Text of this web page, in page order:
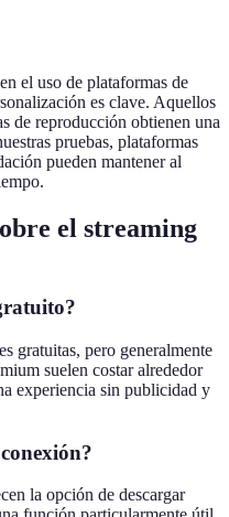
el uso de plataformas de
es clave. Aquellos
de reproducción obtienen una
pruebas, plataformas
pueden mantener al
el streaming
gratuitas, pero generalmente
suelen costar alrededor
experiencia sin publicidad y
la opción de descargar